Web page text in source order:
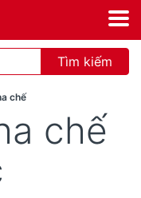
Tìm kiếm
chế
chế